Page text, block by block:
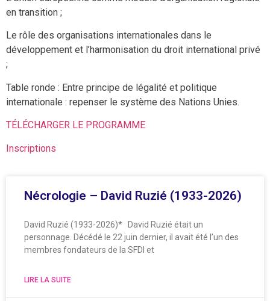
en transition ;
Le rôle des organisations internationales dans le
développement et l’harmonisation du droit international privé
;
Table ronde : Entre principe de légalité et politique
internationale : repenser le système des Nations Unies.
TÉLÉCHARGER LE PROGRAMME
Inscriptions
Nécrologie – David Ruzié (1933-2026)
David Ruzié (1933-2026)* David Ruzié était un
personnage. Décédé le 22 juin dernier, il avait été l’un des
membres fondateurs de la SFDI et
LIRE LA SUITE